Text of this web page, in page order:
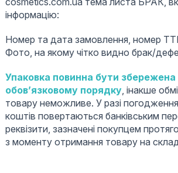
інформацію:
Номер та дата замовлення, номер
Фото, на якому чітко видно брак/
Упаковка повинна бути збережена
обов’язковому порядку, інакше
товару неможливе. У разі
коштів повертаються банківським
реквізити, зазначені покупцем
з моменту отримання товару на